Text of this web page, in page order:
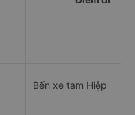
Bến xe tam Hiệp